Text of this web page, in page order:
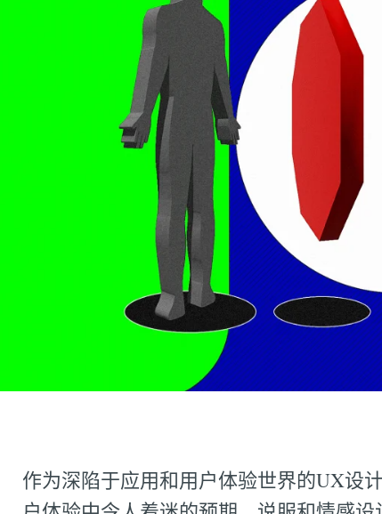
作为深陷于应用和用户体验世界的UX设